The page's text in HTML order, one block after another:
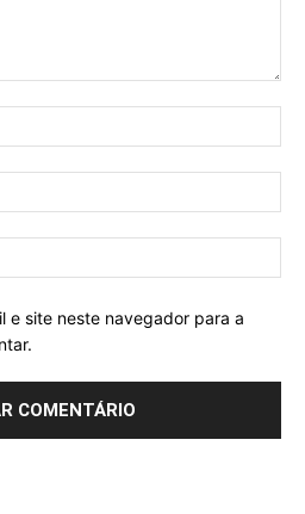
e site neste navegador para a